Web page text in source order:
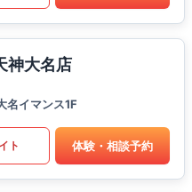
神大名店
名イマンス1F
ト 体験・相談予約